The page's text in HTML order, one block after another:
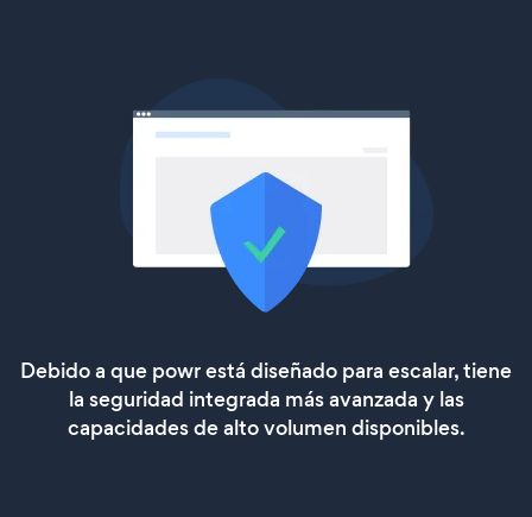
Debido a que powr está diseñado para escalar, tiene
la seguridad integrada más avanzada y las
capacidades de alto volumen disponibles.